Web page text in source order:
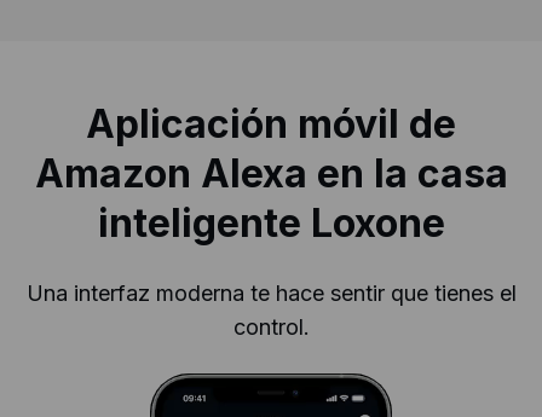
Aplicación móvil de
Amazon Alexa en la casa
inteligente Loxone
Una interfaz moderna te hace sentir que tienes el
control.